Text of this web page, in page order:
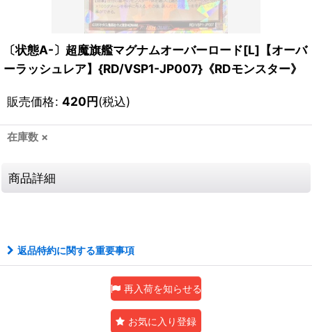
〔状態A-〕超魔旗艦マグナムオーバーロード[L]【オーバ
ーラッシュレア】{RD/VSP1-JP007}《RDモンスター》
販売価格: 420円(税込)
在庫数 ×
商品詳細
返品特約に関する重要事項
再入荷を知らせる
お気に入り登録